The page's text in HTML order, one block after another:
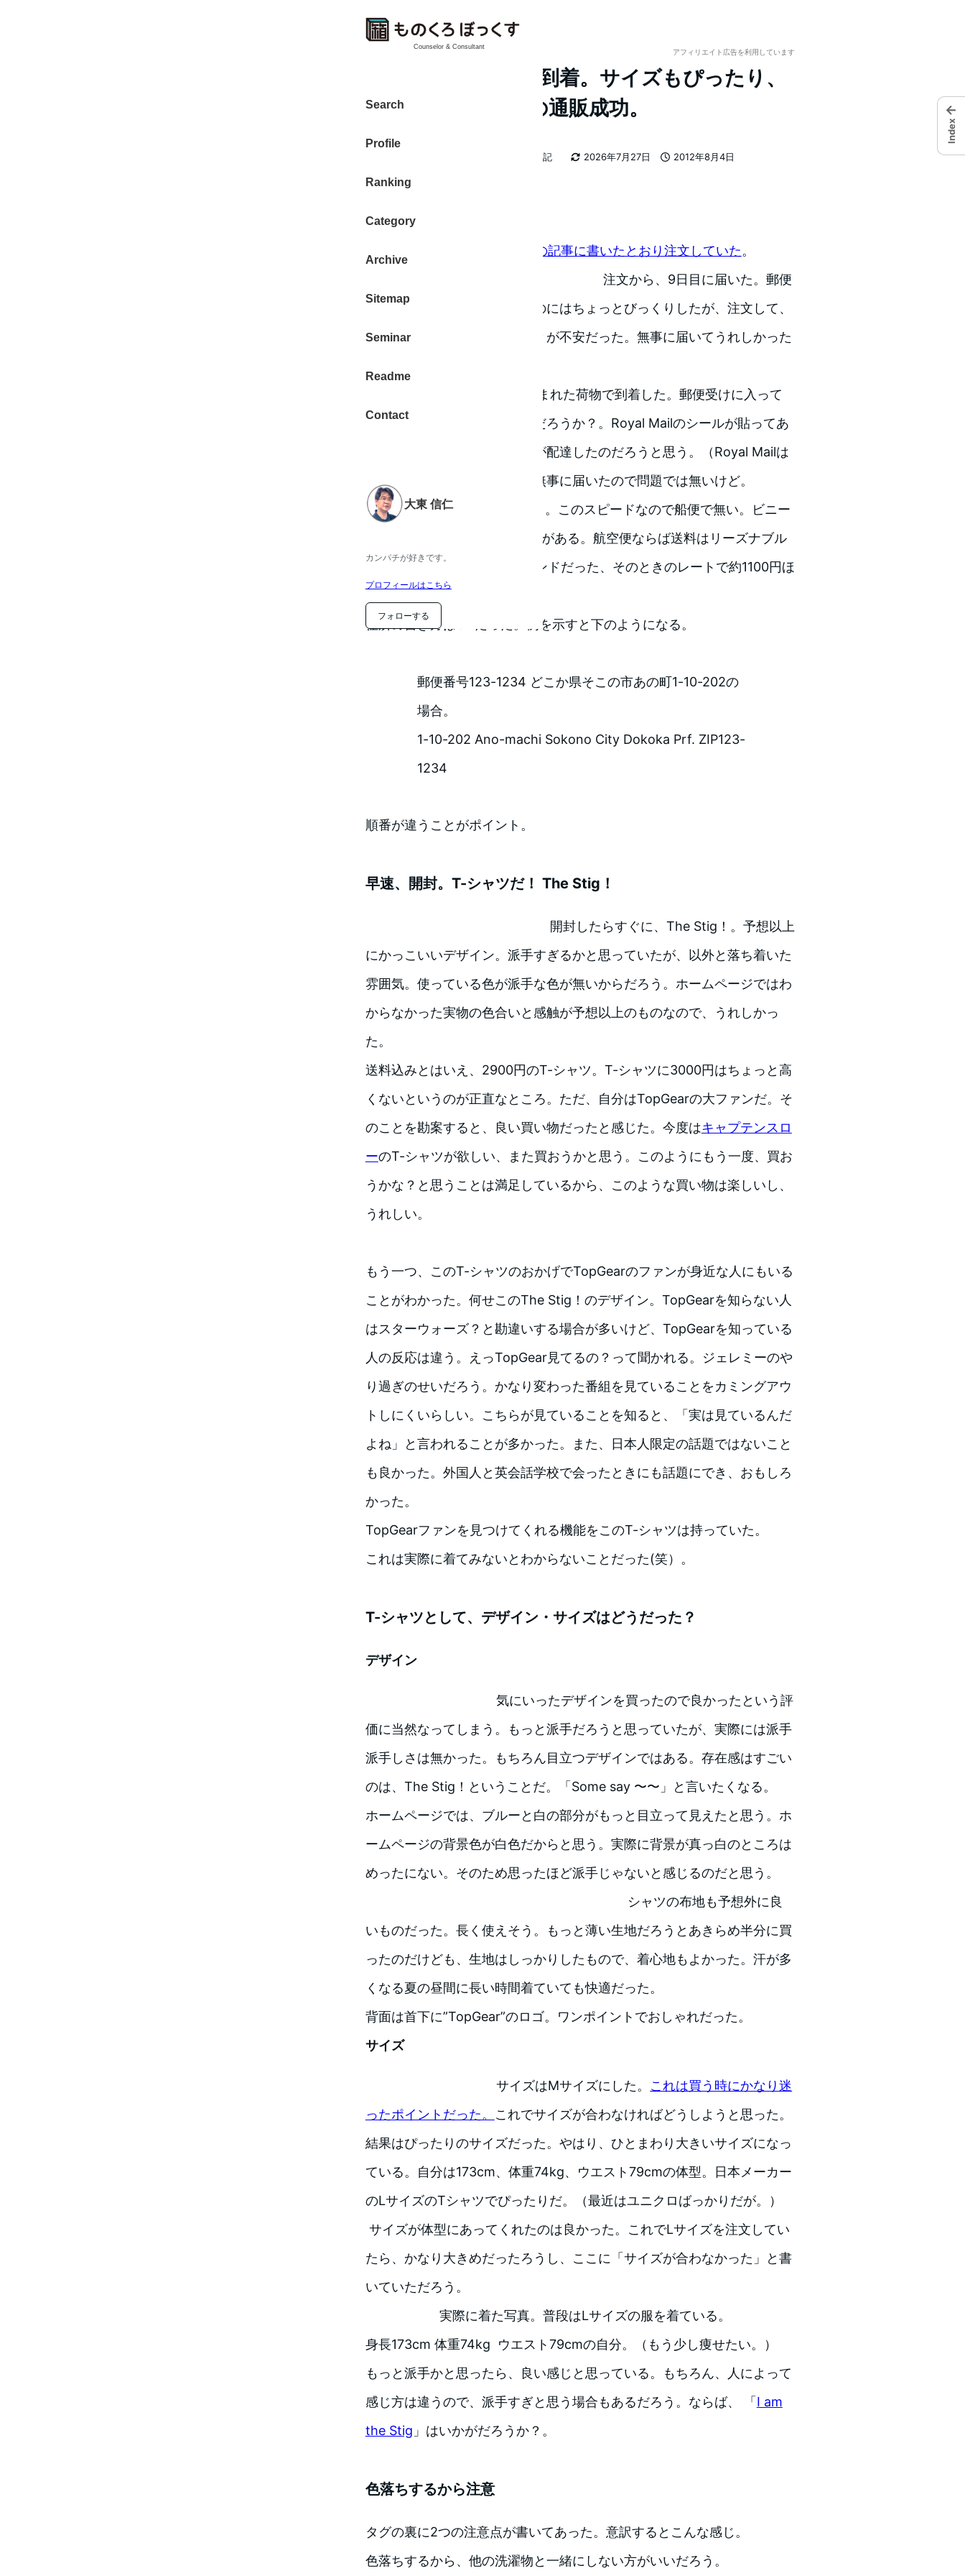
Counselor & Consultant
Search
Profile
Ranking
Category
Archive
Sitemap
Seminar
Readme
Contact
大東 信仁
カンパチが好きです。
プロフィールはこちら
フォローする
アフィリエイト広告を利用しています
TopGear T-shirts 到着。サイズもぴったり、
大満足。海外からの通販成功。
2026年7月27日
2012年8月4日
者
2026年日記
こちらの記事に書いたとおり注文していた。
注文から、9日目に届いた。郵便
受けに普通郵便で届いていたのにはちょっとびっくりしたが、注文して、
住所の書き方が良かったのか？が不安だった。無事に届いてうれしかった
箱では無く、ビニール袋に包まれた荷物で到着した。郵便受けに入って
いたから、郵便配達だったのだろうか？。Royal Mailのシールが貼ってあ
るから、やはり最後は郵便局が配達したのだろうと思う。（Royal Mailは
イギリスの郵便局になる。）無事に届いたので問題では無いけど。
9日目に届いたのは速いと思う。このスピードなので船便で無い。ビニー
ル袋に”BY AIR MAIL”のシールがある。航空便ならば送料はリーズナブル
だと感じた。（送料は8.95ポンドだった、そのときのレートで約1100円ほ
住所の書き方はOKだった。例を示すと下のようになる。
郵便番号123-1234 どこか県そこの市あの町1-10-202の
場合。
1-10-202 Ano-machi Sokono City Dokoka Prf. ZIP123-
1234
順番が違うことがポイント。
早速、開封。T-シャツだ！ The Stig！
開封したらすぐに、The Stig！。予想以上
にかっこいいデザイン。派手すぎるかと思っていたが、以外と落ち着いた
雰囲気。使っている色が派手な色が無いからだろう。ホームページではわ
からなかった実物の色合いと感触が予想以上のものなので、うれしかっ
た。
送料込みとはいえ、2900円のT-シャツ。T-シャツに3000円はちょっと高
くないというのが正直なところ。ただ、自分はTopGearの大ファンだ。そ
のことを勘案すると、良い買い物だったと感じた。今度はキャプテンスロ
ーのT-シャツが欲しい、また買おうかと思う。このようにもう一度、買お
うかな？と思うことは満足しているから、このような買い物は楽しいし、
うれしい。
もう一つ、このT-シャツのおかげでTopGearのファンが身近な人にもいる
ことがわかった。何せこのThe Stig！のデザイン。TopGearを知らない人
はスターウォーズ？と勘違いする場合が多いけど、TopGearを知っている
人の反応は違う。えっTopGear見てるの？って聞かれる。ジェレミーのや
り過ぎのせいだろう。かなり変わった番組を見ていることをカミングアウ
トしにくいらしい。こちらが見ていることを知ると、「実は見ているんだ
よね」と言われることが多かった。また、日本人限定の話題ではないこと
も良かった。外国人と英会話学校で会ったときにも話題にでき、おもしろ
かった。
TopGearファンを見つけてくれる機能をこのT-シャツは持っていた。
これは実際に着てみないとわからないことだった(笑）。
T-シャツとして、デザイン・サイズはどうだった？
デザイン
気にいったデザインを買ったので良かったという評
価に当然なってしまう。もっと派手だろうと思っていたが、実際には派手
派手しさは無かった。もちろん目立つデザインではある。存在感はすごい
のは、The Stig！ということだ。「Some say 〜〜」と言いたくなる。
ホームページでは、ブルーと白の部分がもっと目立って見えたと思う。ホ
ームページの背景色が白色だからと思う。実際に背景が真っ白のところは
めったにない。そのため思ったほど派手じゃないと感じるのだと思う。
シャツの布地も予想外に良
いものだった。長く使えそう。もっと薄い生地だろうとあきらめ半分に買
ったのだけども、生地はしっかりしたもので、着心地もよかった。汗が多
くなる夏の昼間に長い時間着ていても快適だった。
背面は首下に”TopGear”のロゴ。ワンポイントでおしゃれだった。
サイズ
サイズはMサイズにした。 これは買う時にかなり迷
ったポイントだった。
これでサイズが合わなければどうしようと思った。
結果はぴったりのサイズだった。やはり、ひとまわり大きいサイズになっ
ている。自分は173cm、体重74kg、ウエスト79cmの体型。日本メーカー
のLサイズのTシャツでぴったりだ。（最近はユニクロばっかりだが。）
サイズが体型にあってくれたのは良かった。これでLサイズを注文してい
たら、かなり大きめだったろうし、ここに「サイズが合わなかった」と書
いていただろう。
実際に着た写真。普段はLサイズの服を着ている。
身長173cm 体重74kg ウエスト79cmの自分。（もう少し痩せたい。）
もっと派手かと思ったら、良い感じと思っている。もちろん、人によって
感じ方は違うので、派手すぎと思う場合もあるだろう。ならば、 「 I am
the Stig 」はいかがだろうか？。
色落ちするから注意
タグの裏に2つの注意点が書いてあった。意訳するとこんな感じ。
色落ちするから、他の洗濯物と一緒にしない方がいいだろう。
←
Index